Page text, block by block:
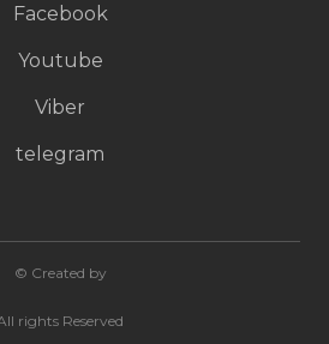
Facebook
Youtube
Viber
telegram
© Created by
rights Reserved